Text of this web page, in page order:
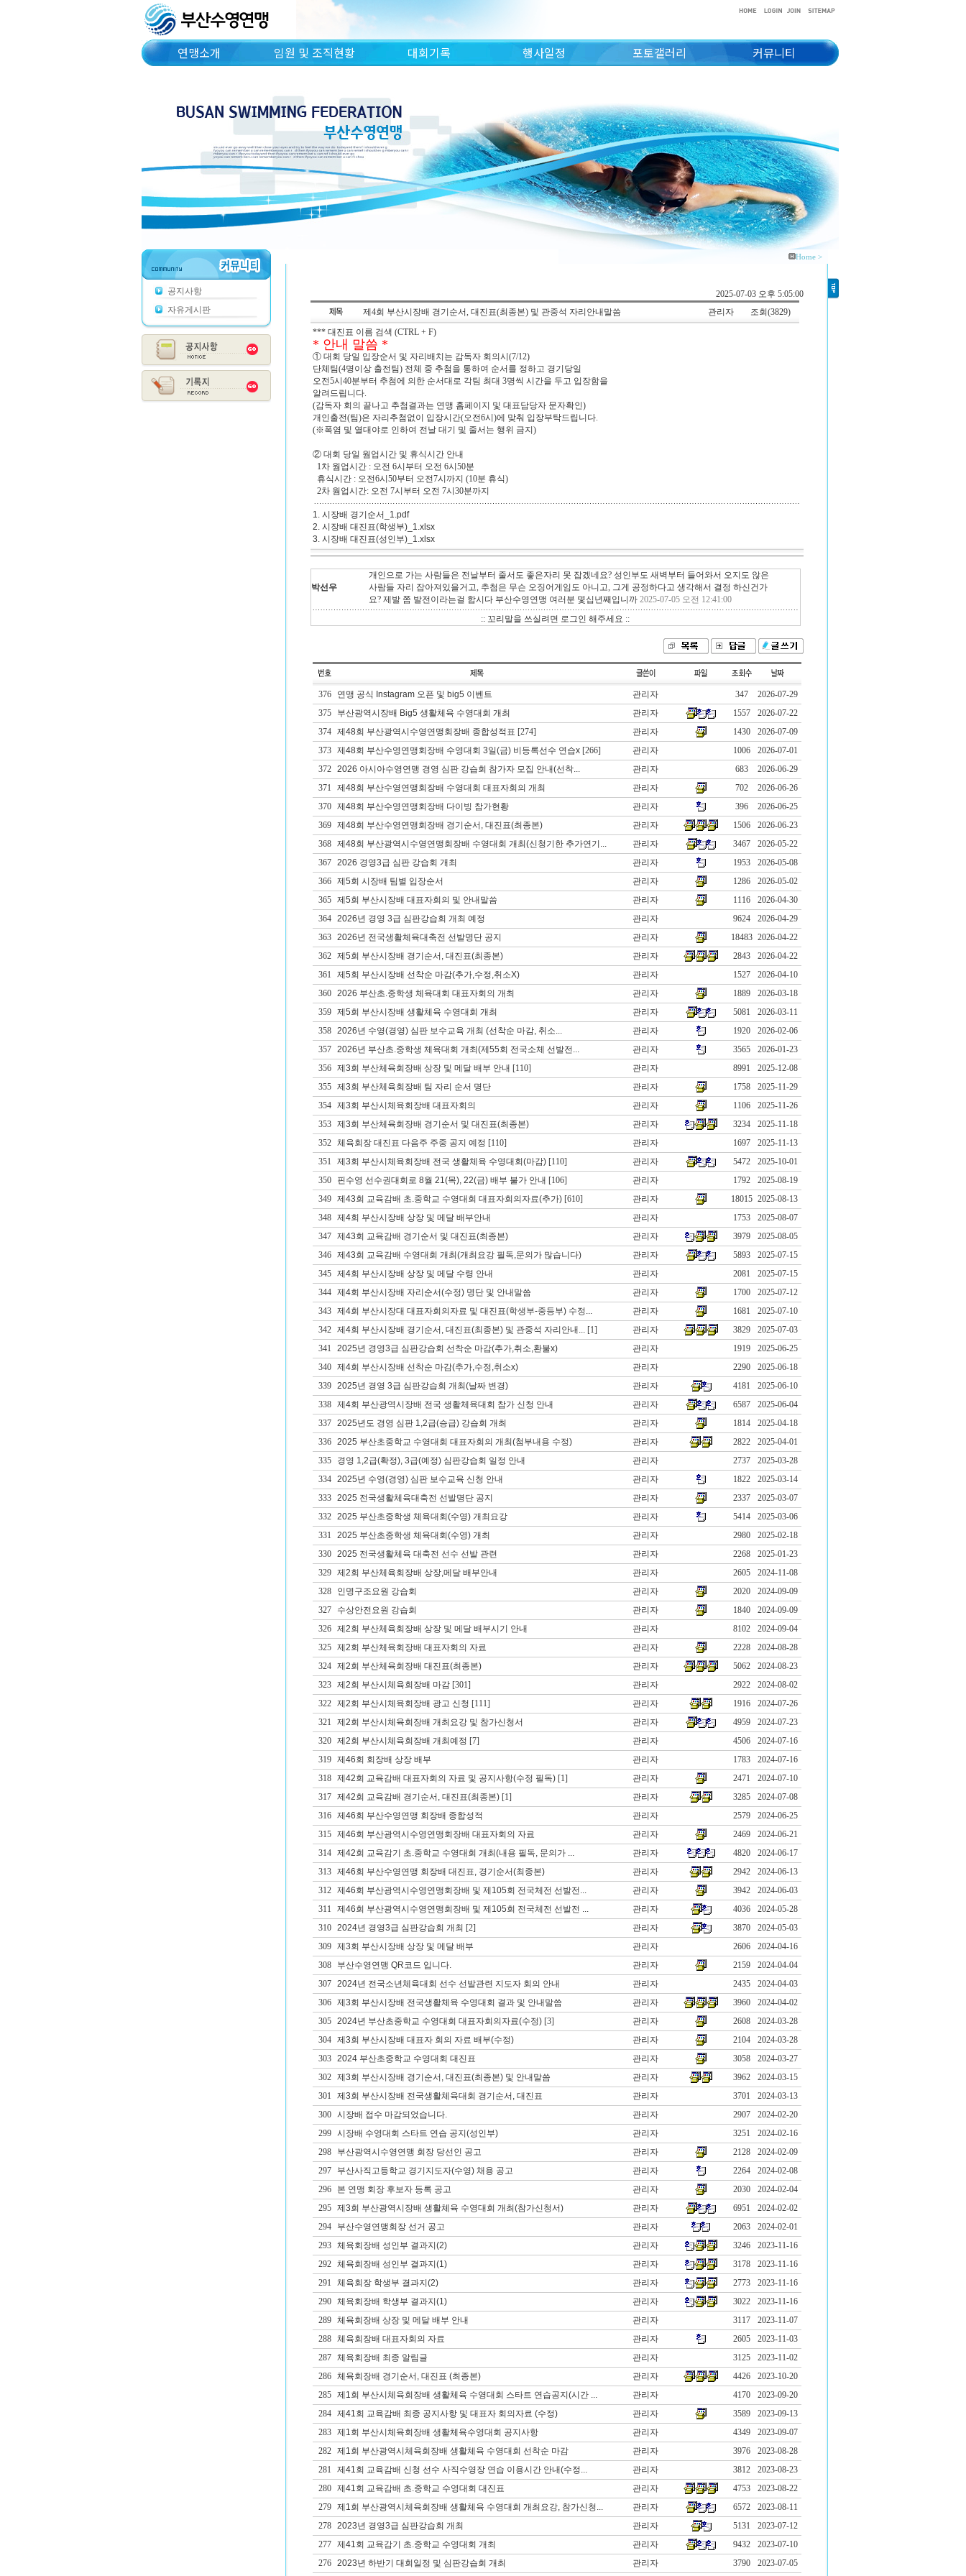
연맹소개 임원 및 조직현황 대회기록 행사일정 포토갤러리 커뮤니티
공지사항
자유게시판
Home >
2025-07-03 오후 5:05:00
제4회 부산시장배 경기순서, 대진표(최종본) 및 관중석 자리안내말씀
관리자
조회(3829)
*** 대진표 이름 검색 (CTRL + F)
* 안내 말씀 *
① 대회 당일 입장순서 및 자리배치는 감독자 회의시(7/12)
단체팀(4명이상 출전팀) 전체 중 추첨을 통하여 순서를 정하고 경기당일
오전5시40분부터 추첨에 의한 순서대로 각팀 최대 3명씩 시간을 두고 입장함을
알려드립니다.
(감독자 회의 끝나고 추첨결과는 연맹 홈페이지 및 대표담당자 문자확인)
개인출전(팀)은 자리추첨없이 입장시간(오전6시)에 맞춰 입장부탁드립니다.
(※폭염 및 열대야로 인하여 전날 대기 및 줄서는 행위 금지)
② 대회 당일 웜업시간 및 휴식시간 안내
1차 웜업시간 : 오전 6시부터 오전 6시50분
휴식시간 : 오전6시50부터 오전7시까지 (10분 휴식)
2차 웜업시간: 오전 7시부터 오전 7시30분까지
1. 시장배 경기순서_1.pdf
2. 시장배 대진표(학생부)_1.xlsx
3. 시장배 대진표(성인부)_1.xlsx
박선우
개인으로 가는 사람들은 전날부터 줄서도 좋은자리 못 잡겠네요? 성인부도 새벽부터 들어와서 오지도 않은
사람들 자리 잡아져있을거고, 추첨은 무슨 오징어게임도 아니고, 그게 공정하다고 생각해서 결정 하신건가
요? 제발 쫌 발전이라는걸 합시다 부산수영연맹 여러분 몇십년째입니까 2025-07-05 오전 12:41:00
:: 꼬리말을 쓰실려면 로그인 해주세요 ::
376 연맹 공식 Instagram 오픈 및 big5 이벤트 관리자 347
2026-07-29
375
부산광역시장배 Big5 생활체육 수영대회 개최 관리자 1557
2026-07-22
374
제48회 부산광역시수영연맹회장배 종합성적표 [274] 관리자 1430
2026-07-09
373
제48회 부산수영연맹회장배 수영대회 3일(금) 비등록선수 연습x[266] 관리자 1006
2026-07-01
372
2026 아시아수영연맹 경영 심판 강습회 참가자 모집 안내(선착... 관리자 683
2026-06-29
371
제48회 부산수영연맹회장배 수영대회 대표자회의 개최 관리자 702
2026-06-26
370
제48회 부산수영연맹회장배 다이빙 참가현황 관리자 396
2026-06-25
369
제48회 부산수영연맹회장배 경기순서, 대진표(최종본) 관리자 1506
2026-06-23
368
제48회 부산광역시수영연맹회장배 수영대회 개최(신청기한 추가연기... 관리자 3467
2026-05-22
367
2026 경영3급 심판 강습회 개최 관리자 1953
2026-05-08
366
제5회 시장배 팀별 입장순서 관리자 1286
2026-05-02
365
제5회 부산시장배 대표자회의 및 안내말씀 관리자 1116
2026-04-30
364
2026년 경영 3급 심판강습회 개최 예정 관리자 9624
2026-04-29
363
2026년 전국생활체육대축전 선발명단 공지 관리자 18483 2026-04-22
362
제5회 부산시장배 경기순서, 대진표(최종본) 관리자 2843
2026-04-22
361
제5회 부산시장배 선착순 마감(추가,수정,취소X) 관리자 1527
2026-04-10
360
2026 부산초.중학생 체육대회 대표자회의 개최 관리자 1889
2026-03-18
359
제5회 부산시장배 생활체육 수영대회 개최 관리자 5081
2026-03-11
358
2026년 수영(경영) 심판 보수교육 개최 (선착순 마감, 취소... 관리자 1920
2026-02-06
357
2026년 부산초.중학생 체육대회 개최(제55회 전국소체 선발전... 관리자 3565
2026-01-23
356
제3회 부산체육회장배 상장 및 메달 배부 안내 [110] 관리자 8991
2025-12-08
355
제3회 부산체육회장배 팀 자리 순서 명단 관리자 1758
2025-11-29
354
제3회 부산시체육회장배 대표자회의 관리자 1106
2025-11-26
353
제3회 부산체육회장배 경기순서 및 대진표(최종본) 관리자 3234
2025-11-18
352
체육회장 대진표 다음주 주중 공지 예정 [110] 관리자 1697
2025-11-13
351
제3회 부산시체육회장배 전국 생활체육 수영대회(마감)[110] 관리자 5472
2025-10-01
350
핀수영 선수권대회로 8월 21(목), 22(금) 배부 불가 안내 [106] 관리자 1792
2025-08-19
349
제43회 교육감배 초.중학교 수영대회 대표자회의자료(추가)[610] 관리자 18015 2025-08-13
348
제4회 부산시장배 상장 및 메달 배부안내 관리자 1753
2025-08-07
347
제43회 교육감배 경기순서 및 대진표(최종본) 관리자 3979
2025-08-05
346
제43회 교육감배 수영대회 개최(개최요강 필독,문의가 많습니다) 관리자 5893
2025-07-15
345
제4회 부산시장배 상장 및 메달 수령 안내 관리자 2081
2025-07-15
344
제4회 부산시장배 자리순서(수정) 명단 및 안내말씀 관리자 1700
2025-07-12
343
제4회 부산시장대 대표자회의자료 및 대진표(학생부-중등부) 수정... 관리자 1681
2025-07-10
342
제4회 부산시장배 경기순서, 대진표(최종본) 및 관중석 자리안내...[1] 관리자 3829
2025-07-03
341
2025년 경영3급 심판강습회 선착순 마감(추가,취소,환불x) 관리자 1919
2025-06-25
340
제4회 부산시장배 선착순 마감(추가,수정,취소x) 관리자 2290
2025-06-18
339
2025년 경영 3급 심판강습회 개최(날짜 변경) 관리자 4181
2025-06-10
338
제4회 부산광역시장배 전국 생활체육대회 참가 신청 안내 관리자 6587
2025-06-04
337
2025년도 경영 심판 1,2급(승급) 강습회 개최 관리자 1814
2025-04-18
336
2025 부산초중학교 수영대회 대표자회의 개최(첨부내용 수정) 관리자 2822
2025-04-01
335
경영 1,2급(확정), 3급(예정) 심판강습회 일정 안내 관리자 2737
2025-03-28
334
2025년 수영(경영) 심판 보수교육 신청 안내 관리자 1822
2025-03-14
333
2025 전국생활체육대축전 선발명단 공지 관리자 2337
2025-03-07
332
2025 부산초중학생 체육대회(수영) 개최요강 관리자 5414
2025-03-06
331
2025 부산초중학생 체육대회(수영) 개최 관리자 2980
2025-02-18
330
2025 전국생활체육 대축전 선수 선발 관련 관리자 2268
2025-01-23
329
제2회 부산체육회장배 상장,메달 배부안내 관리자 2605
2024-11-08
328
인명구조요원 강습회 관리자 2020
2024-09-09
327
수상안전요원 강습회 관리자 1840
2024-09-09
326
제2회 부산체육회장배 상장 및 메달 배부시기 안내 관리자 8102
2024-09-04
325
제2회 부산체육회장배 대표자회의 자료 관리자 2228
2024-08-28
324
제2회 부산체육회장배 대진표(최종본) 관리자 5062
2024-08-23
323
제2회 부산시체육회장배 마감[301] 관리자 2922
2024-08-02
322
제2회 부산시체육회장배 광고 신청 [111] 관리자 1916
2024-07-26
321
제2회 부산시체육회장배 개최요강 및 참가신청서 관리자 4959
2024-07-23
320
제2회 부산시체육회장배 개최예정 [7] 관리자 4506
2024-07-16
319
제46회 회장배 상장 배부 관리자 1783
2024-07-16
318
제42회 교육감배 대표자회의 자료 및 공지사항(수정 필독)[1] 관리자 2471
2024-07-10
317
제42회 교육감배 경기순서, 대진표(최종본)[1] 관리자 3285
2024-07-08
316
제46회 부산수영연맹 회장배 종합성적 관리자 2579
2024-06-25
315
제46회 부산광역시수영연맹회장배 대표자회의 자료 관리자 2469
2024-06-21
314
제42회 교육감기 초.중학교 수영대회 개최(내용 필독, 문의가 ... 관리자 4820
2024-06-17
313
제46회 부산수영연맹 회장배 대진표, 경기순서(최종본) 관리자 2942
2024-06-13
312
제46회 부산광역시수영연맹회장배 및 제105회 전국체전 선발전... 관리자 3942
2024-06-03
311
제46회 부산광역시수영연맹회장배 및 제105회 전국체전 선발전 ... 관리자 4036
2024-05-28
310
2024년 경영3급 심판강습회 개최 [2] 관리자 3870
2024-05-03
309
제3회 부산시장배 상장 및 메달 배부 관리자 2606
2024-04-16
308
부산수영연맹 QR코드 입니다. 관리자 2159
2024-04-04
307
2024년 전국소년체육대회 선수 선발관련 지도자 회의 안내 관리자 2435
2024-04-03
306
제3회 부산시장배 전국생활체육 수영대회 결과 및 안내말씀 관리자 3960
2024-04-02
305
2024년 부산초중학교 수영대회 대표자회의자료(수정)[3] 관리자 2608
2024-03-28
304
제3회 부산시장배 대표자 회의 자료 배부(수정) 관리자 2104
2024-03-28
303
2024 부산초중학교 수영대회 대진표 관리자 3058
2024-03-27
302
제3회 부산시장배 경기순서, 대진표(최종본) 및 안내말씀 관리자 3962
2024-03-15
301
제3회 부산시장배 전국생활체육대회 경기순서, 대진표 관리자 3701
2024-03-13
300
시장배 접수 마감되었습니다. 관리자 2907
2024-02-20
299
시장배 수영대회 스타트 연습 공지(성인부) 관리자 3251
2024-02-16
298
부산광역시수영연맹 회장 당선인 공고 관리자 2128
2024-02-09
297
부산사직고등학교 경기지도자(수영) 채용 공고 관리자 2264
2024-02-08
296
본 연맹 회장 후보자 등록 공고 관리자 2030
2024-02-04
295
제3회 부산광역시장배 생활체육 수영대회 개최(참가신청서) 관리자 6951
2024-02-02
294
부산수영연맹회장 선거 공고 관리자 2063
2024-02-01
293
체육회장배 성인부 결과지(2) 관리자 3246
2023-11-16
292
체육회장배 성인부 결과지(1) 관리자 3178
2023-11-16
291
체육회장 학생부 결과지(2) 관리자 2773
2023-11-16
290
체육회장배 학생부 결과지(1) 관리자 3022
2023-11-16
289
체육회장배 상장 및 메달 배부 안내 관리자 3117
2023-11-07
288
체육회장배 대표자회의 자료 관리자 2605
2023-11-03
287
체육회장배 최종 알림글 관리자 3125
2023-11-02
286
체육회장배 경기순서, 대진표 (최종본) 관리자 4426
2023-10-20
285
제1회 부산시체육회장배 생활체육 수영대회 스타트 연습공지(시간 ... 관리자 4170
2023-09-20
284
제41회 교육감배 최종 공지사항 및 대표자 회의자료 (수정) 관리자 3589
2023-09-13
283
제1회 부산시체육회장배 생활체육수영대회 공지사항 관리자 4349
2023-09-07
282
제1회 부산광역시체육회장배 생활체육 수영대회 선착순 마감 관리자 3976
2023-08-28
281
제41회 교육감배 신청 선수 사직수영장 연습 이용시간 안내(수정... 관리자 3812
2023-08-23
280
제41회 교육감배 초.중학교 수영대회 대진표 관리자 4753
2023-08-22
279
제1회 부산광역시체육회장배 생활체육 수영대회 개최요강, 참가신청... 관리자 6572
2023-08-11
278
2023년 경영3급 심판강습회 개최 관리자 5131
2023-07-12
277
제41회 교육감기 초.중학교 수영대회 개최 관리자 9432
2023-07-10
276
2023년 하반기 대회일정 및 심판강습회 개최 관리자 3790 2023-07-05